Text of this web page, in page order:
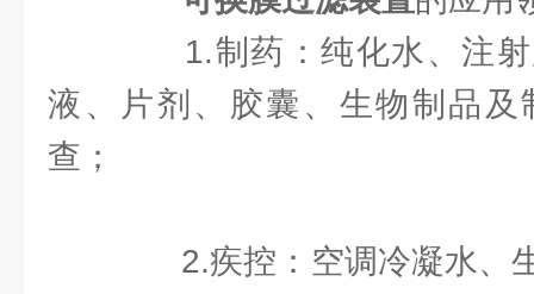
1.制药：纯化水、注射
液、片剂、胶囊、生物制品及
查；
2.疾控：空调冷凝水、